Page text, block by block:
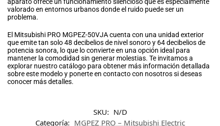
aparato ofrece un funcionamiento silencioso que es especialmente
valorado en entornos urbanos donde el ruido puede ser un
problema.
El Mitsubishi PRO MGPEZ-50VJA cuenta con una unidad exterior
que emite tan solo 48 decibelios de nivel sonoro y 64 decibelios de
potencia sonora, lo que lo convierte en una opción ideal para
mantener la comodidad sin generar molestias. Te invitamos a
explorar nuestro catálogo para obtener más información detallada
sobre este modelo y ponerte en contacto con nosotros si deseas
conocer más detalles.
SKU: N/D
Categoría: MGPEZ PRO – Mitsubishi Electric